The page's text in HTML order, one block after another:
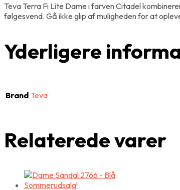
Teva Terra Fi Lite Dame i farven Citadel
følgesvend. Gå ikke glip af muligheden for at
Yderligere
Brand Teva
Relaterede varer